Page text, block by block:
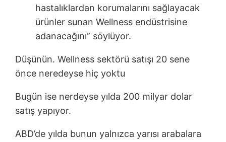
hastalıklardan korumalarını sağlayacak
ürünler sunan Wellness endüstrisine
adanacağını” söylüyor.
Düşünün. Wellness sektörü satışı 20 sene
önce neredeyse hiç yoktu
Bugün ise nerdeyse yılda 200 milyar dolar
satış yapıyor.
ABD’de yılda bunun yalnızca yarısı arabalara